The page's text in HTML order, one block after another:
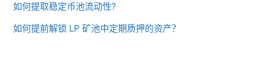
如何提取稳定币池流动性?
如何提前解锁 LP 矿池中定期质押的资产？